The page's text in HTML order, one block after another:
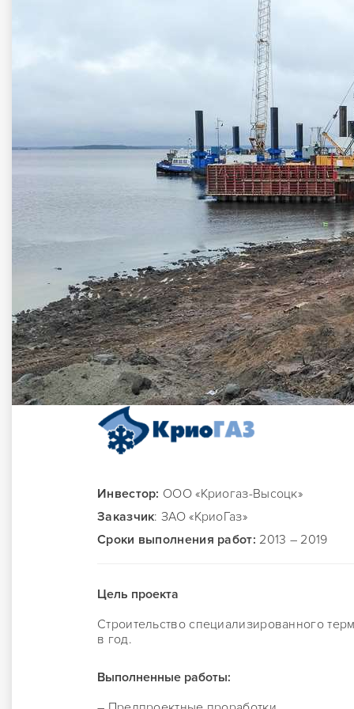
Инвестор: ООО «Криогаз-Высоцк»
Заказчик: ЗАО «КриоГаз»
Сроки выполнения работ: 2013 – 2019
Цель проекта
Строительство специализированного
в год.
Выполненные работы: